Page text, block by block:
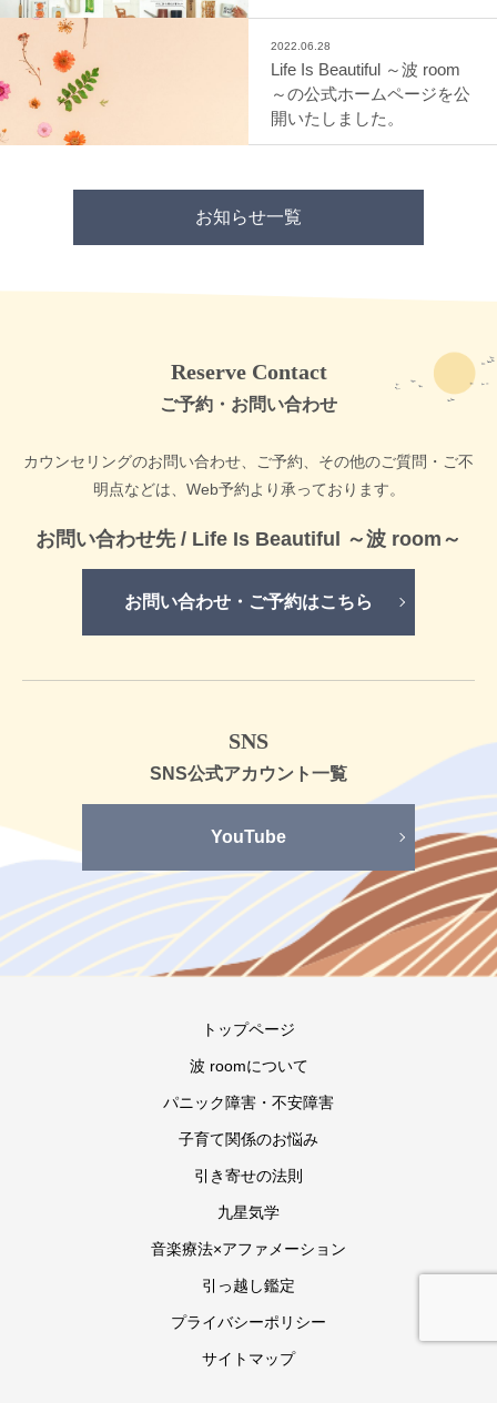
ANNIVERSARY ISSUE
2022.06.28
Life Is Beautiful ～波 room
～の公式ホームページを公
開いたしました。
お知らせ一覧
Reserve Contact
ご予約・お問い合わせ
カウンセリングのお問い合わせ、ご予約、その他のご質問・ご不
明点などは、 Web予約より承っております。
お問い合わせ先 / Life Is Beautiful ～波 room～
お問い合わせ・ご予約はこちら
SNS
SNS公式アカウント一覧
YouTube
トップページ
波 roomについて
パニック障害・不安障害
子育て関係のお悩み
引き寄せの法則
九星気学
音楽療法×アファメーション
引っ越し鑑定
プライバシーポリシー
サイトマップ